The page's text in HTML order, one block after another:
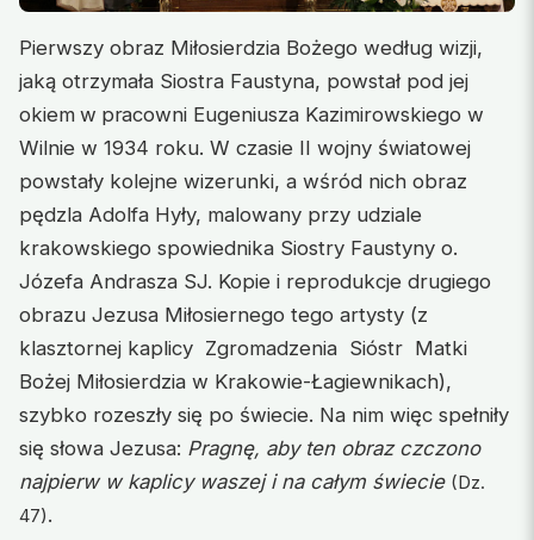
Pierwszy obraz Miłosierdzia Bożego według wizji,
jaką otrzymała Siostra Faustyna, powstał pod jej
okiem w pracowni Eugeniusza Kazimirowskiego w
Wilnie w 1934 roku. W czasie II wojny światowej
powstały kolejne wizerunki, a wśród nich obraz
pędzla Adolfa Hyły, malowany przy udziale
krakowskiego spowiednika Siostry Faustyny o.
Józefa Andrasza SJ. Kopie i reprodukcje drugiego
obrazu Jezusa Miłosiernego tego artysty (z
klasztornej kaplicy Zgromadzenia Sióstr Matki
Bożej Miłosierdzia w Krakowie-Łagiewnikach),
szybko rozeszły się po świecie. Na nim więc spełniły
się słowa Jezusa: Pragnę, aby ten obraz czczono
najpierw w kaplicy waszej i na całym świecie (Dz.
47).